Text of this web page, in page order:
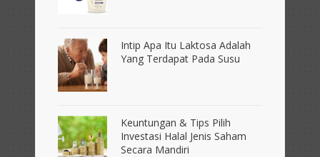
Intip Apa Itu Laktosa Adalah
Yang Terdapat Pada Susu
Keuntungan & Tips Pilih
Investasi Halal Jenis Saham
Secara Mandiri